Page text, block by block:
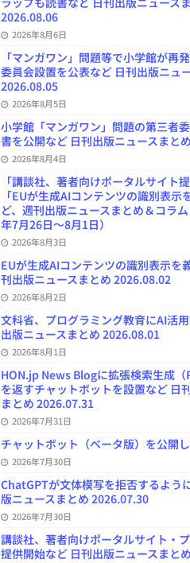
k
n
C
n
e
2026.08.06
2026年8月6日
「マンガワン」問題等で小学館が再
委員会設置を公表など 日刊出版ニュ
2026.08.05
2026年8月5日
小学館「マンガワン」問題の第三者
書を公開など 日刊出版ニュースまと
2026年8月4日
「講談社、著者向けポータルサイト提
「EUが生成AIコンテンツの識別表示
ど、週刊出版ニュースまとめ＆コラ
年7月26日～8月1日）
2026年8月3日
EUが生成AIコンテンツの識別表示を
刊出版ニュースまとめ 2026.08.02
2026年8月2日
文科省、プログラミング教育にAI活
出版ニュースまとめ 2026.08.01
2026年8月1日
HON.jp News Blogに拡張検索生成（
を返すチャットボットを設置など 日
まとめ 2026.07.31
2026年7月31日
チャットボット（ベータ版）を公開
2026年7月30日
ChatGPTが文体模写を拒否するよう
版ニュースまとめ 2026.07.30
2026年7月30日
講談社、著者向けポータルサイト・
提供開始など 日刊出版ニュースまと